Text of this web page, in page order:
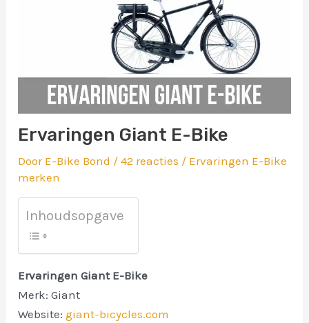
Ervaringen Giant E-Bike
Door E-Bike Bond /42 reacties / Ervaringen E-Bike
merken
Inhoudsopgave
Ervaringen Giant E-Bike
Merk: Giant
Website:giant-bicycles.com